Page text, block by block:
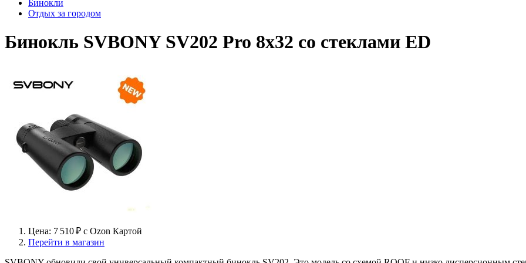
Бинокли
Отдых за городом
Бинокль SVBONY SV202 Pro 8x32 со стеклами ED
Цена: 7 510 ₽ c Ozon Картой
Перейти в магазин